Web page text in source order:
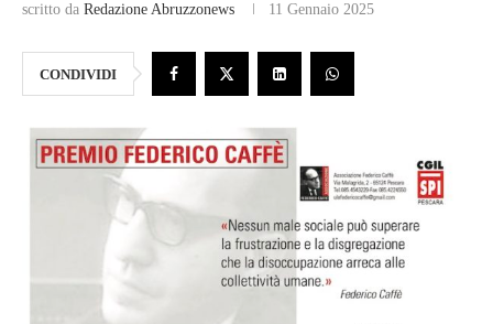
scritto da Redazione Abruzzonews 11 Gennaio 2025
CONDIVIDI